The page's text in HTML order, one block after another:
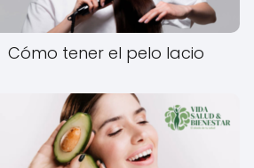
Cómo tener el pelo lacio